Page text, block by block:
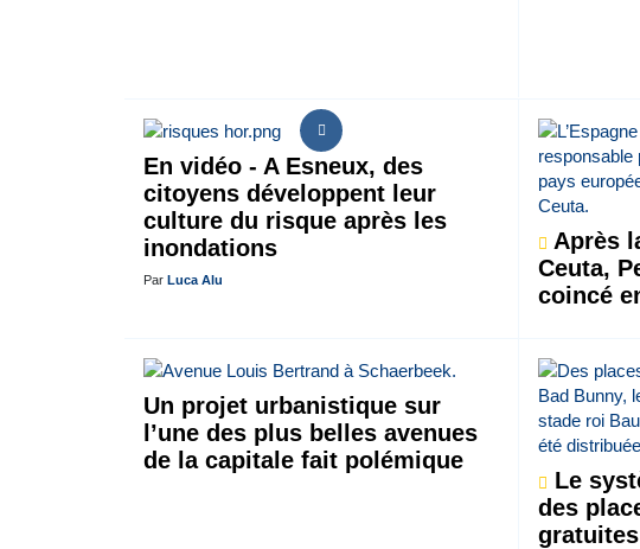
En vidéo - A Esneux, des
citoyens développent leur
culture du risque après les
inondations
Par Luca Alu
Après
Ceuta,
coincé
Un projet urbanistique sur
l’une des plus belles avenues
de la capitale fait polémique
Le
des